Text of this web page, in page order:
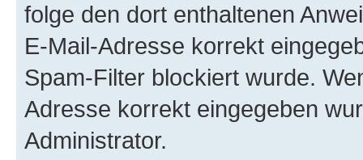
folge den dort enthaltenen
E-Mail-Adresse korrekt
Spam-Filter blockiert wurde.
Adresse korrekt eingegeben
Administrator.